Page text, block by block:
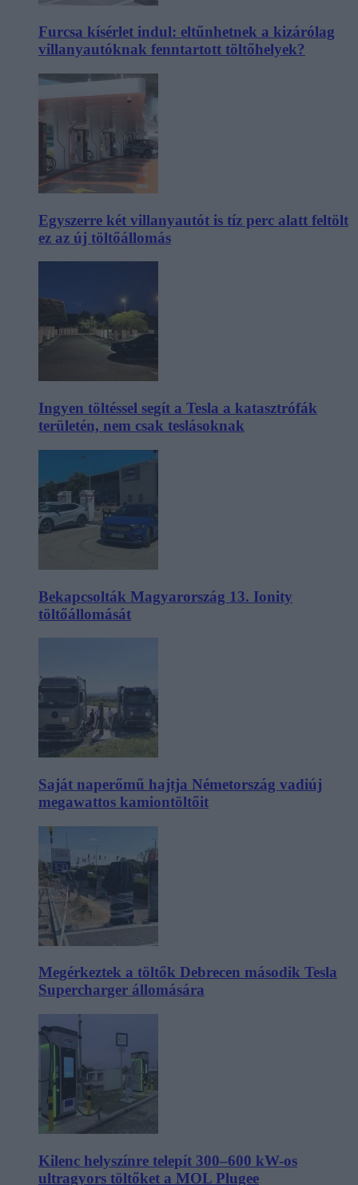
Furcsa kísérlet indul: eltűnhetnek a kizárólag
villanyautóknak fenntartott töltőhelyek?
Egyszerre két villanyautót is tíz perc alatt feltölt
ez az új töltőállomás
Ingyen töltéssel segít a Tesla a katasztrófák
területén, nem csak teslásoknak
Bekapcsolták Magyarország 13. Ionity
töltőállomását
Saját naperőmű hajtja Németország vadiúj
megawattos kamiontöltőit
Megérkeztek a töltők Debrecen második Tesla
Supercharger állomására
Kilenc helyszínre telepít 300–600 kW-os
ultragyors töltőket a MOL Plugee